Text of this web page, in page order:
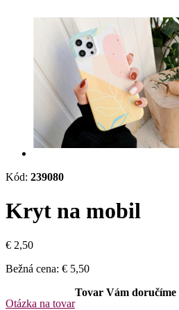
Kód: 239080
Kryt na mobil
€ 2,50
Bežná cena: € 5,50
Otázka na tovar
Tovar Vám doručíme